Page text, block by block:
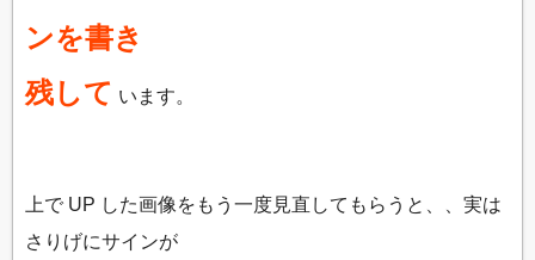
ンを書き
残して います。
上で UP した画像をもう一度見直してもらうと、、実は
さりげにサインが